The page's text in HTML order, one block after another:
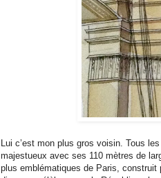
Lui c’est mon plus gros voisin. Tous
majestueux avec ses 110 mètres de
plus emblématiques de Paris, construit